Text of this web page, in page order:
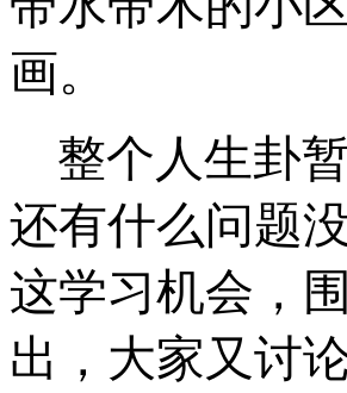
画。
整个人生卦
还有什么问题
这学习机会，
出，大家又讨